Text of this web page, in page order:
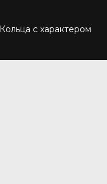
Кольца с характером